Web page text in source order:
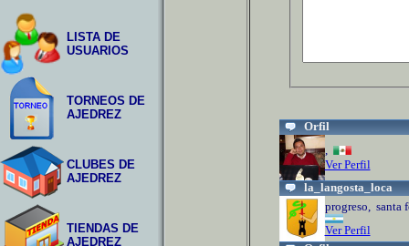
LISTA DE
USUARIOS
TORNEOS DE
AJEDREZ
CLUBES DE
AJEDREZ
TIENDAS DE
AJEDREZ
Orfil
,
Ver Perfil
la_langosta_loca
progreso, santa
Ver Perfil